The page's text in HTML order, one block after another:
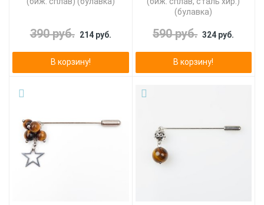
390 руб. 214 руб.
В корзину!
(булавка)
590 руб. 324 руб.
В корзину!